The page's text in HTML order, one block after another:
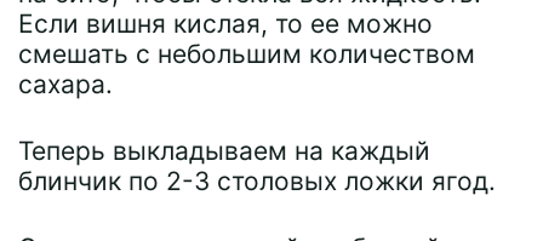
Если вишня кислая, то ее можно
смешать с небольшим количеством
сахара.
Теперь выкладываем на каждый
блинчик по 2-3 столовых ложки ягод.